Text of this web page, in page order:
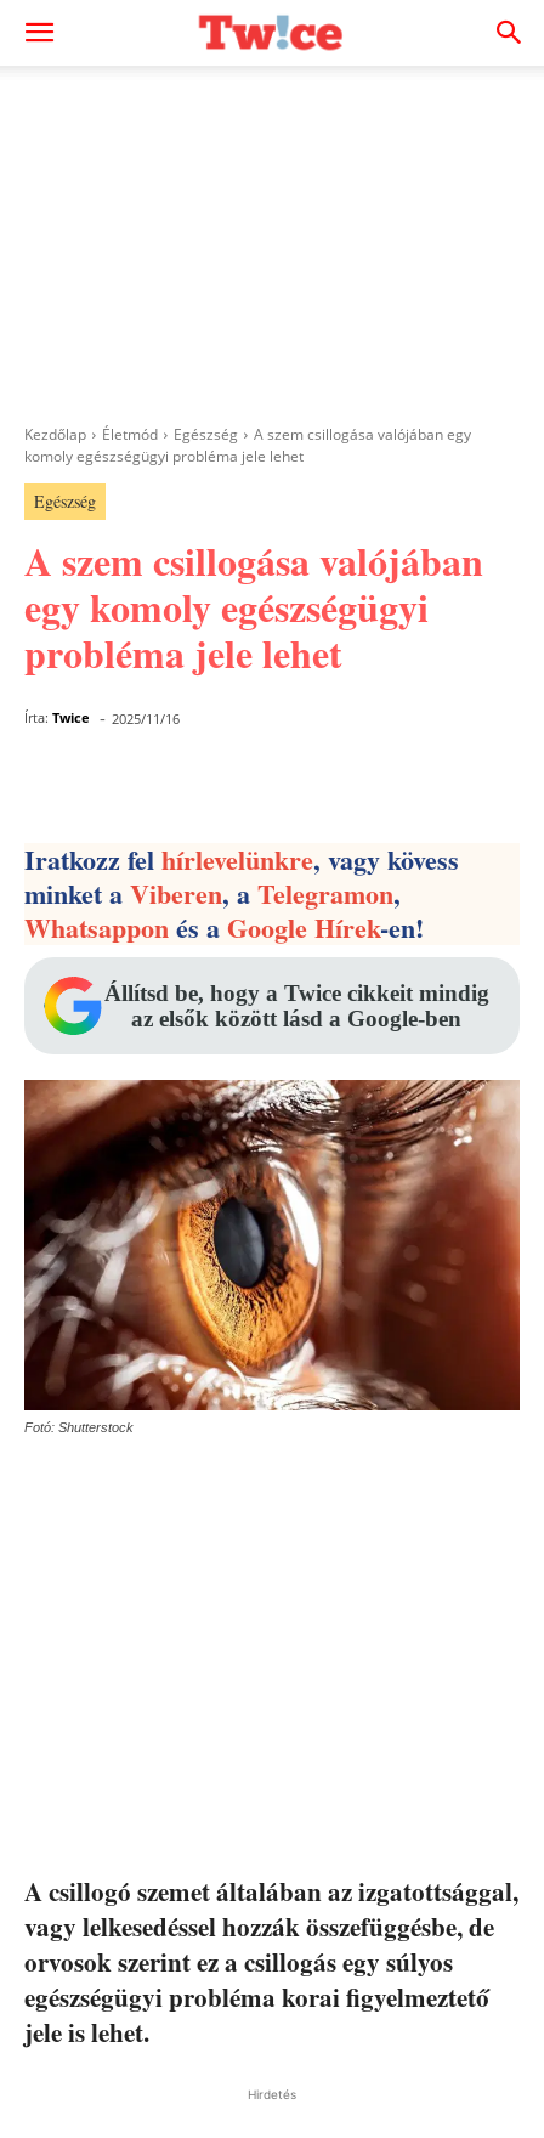
Kezdőlap Életmód Egészség
A szem csillogása valójában egy
komoly egészségügyi probléma jele lehet
Egészség
A szem csillogása valójában
egy komoly egészségügyi
probléma jele lehet
Írta: Twice - 2025/11/16
Iratkozz felhírlevelünkre, vagy kövess
minket aViberen, aTelegramon,
Whatsapponés aGoogle Hírek-en!
Állítsd be, hogy a Twice cikkeit mindig
az elsők között lásd a Google-ben
Fotó: Shutterstock
A csillogó szemet általában az izgatottsággal,
vagy lelkesedéssel hozzák összefüggésbe, de
orvosok szerint ez a csillogás egy súlyos
egészségügyi probléma korai figyelmeztető
jele is lehet.
Hirdetés